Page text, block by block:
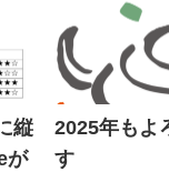
縦
が
2025年もよ
す